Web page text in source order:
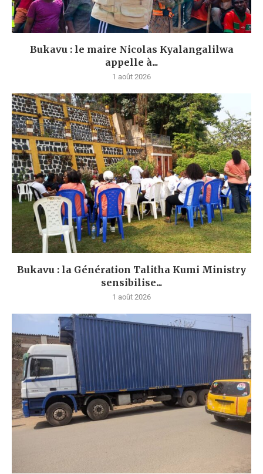
Bukavu : le maire Nicolas Kyalangalilwa
appelle à...
1 août 2026
Bukavu : la Génération Talitha Kumi Ministry
sensibilise...
1 août 2026